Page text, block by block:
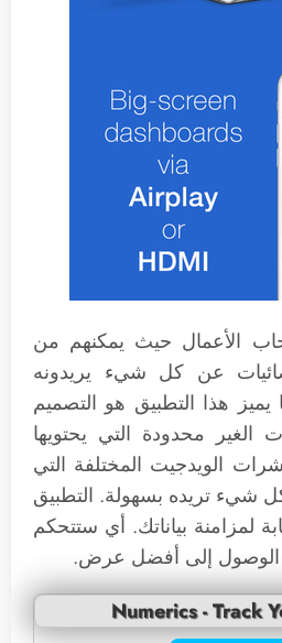
الأعمال حيث يمكنهم من
عن كل شيء يريدونه
هذا التطبيق هو التصميم
الغير محدودة التي يحتويها
الويدجيت المختلفة التي
تريده بسهولة. التطبيق
من 20 سحابة لمزامنة بياناتك. أي ستتحكم
إلى أفضل عرض.
Numerics - Track